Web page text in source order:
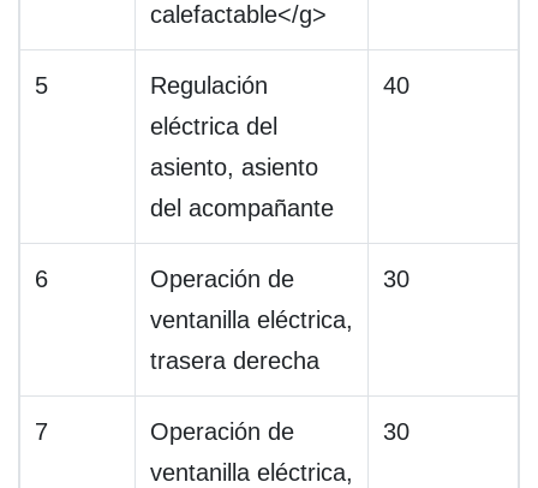
calefactable</g>
5
Regulación
eléctrica del
asiento, asiento
del acompañante
40
6
Operación de
ventanilla eléctrica,
trasera derecha
30
7
Operación de
ventanilla eléctrica,
30